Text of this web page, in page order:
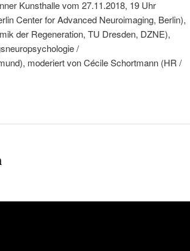
Kunsthalle vom 27.11.2018, 19 Uhr
Center for Advanced Neuroimaging, Berlin),
der Regeneration, TU Dresden, DZNE),
/
moderiert von Cécile Schortmann (HR /